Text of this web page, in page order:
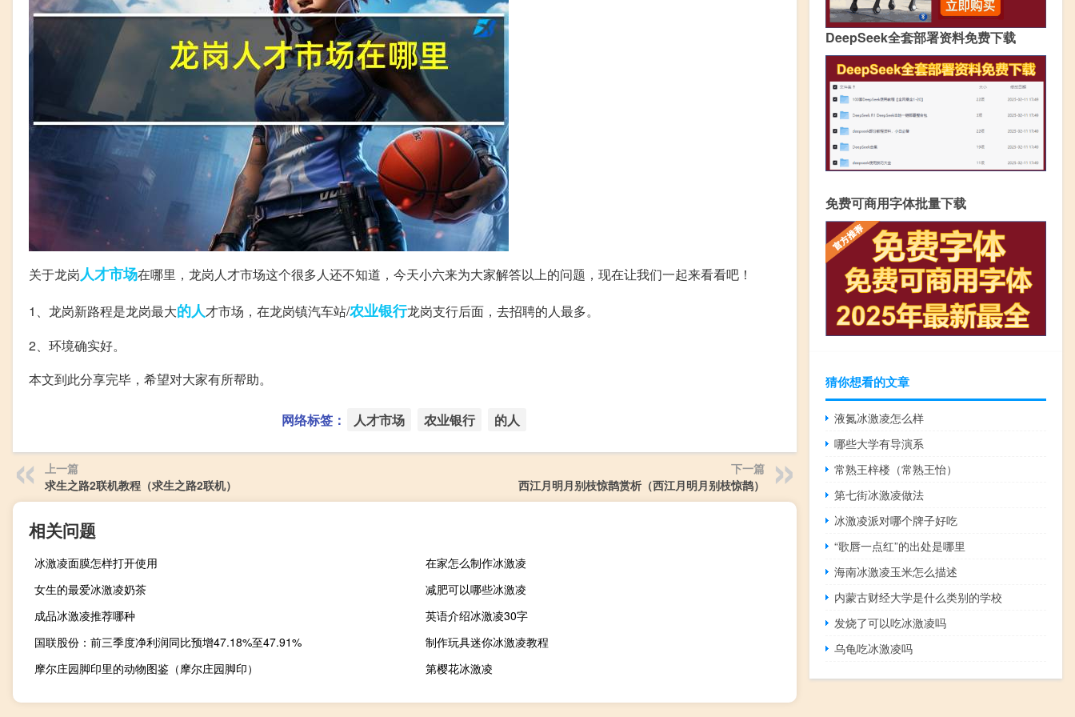
关于龙岗人才市场在哪里，龙岗人才市场这个很多人还不知道，今天小六来为大家解答以上的问题，现在让我们一起来看看吧！
1、龙岗新路程是龙岗最大的人才市场，在龙岗镇汽车站/农业银行龙岗支行后面，去招聘的人最多。
2、环境确实好。
本文到此分享完毕，希望对大家有所帮助。
网络标签： 人才市场 农业银行 的人
上一篇
求生之路2联机教程（求生之路2联机）
下一篇
西江月明月别枝惊鹊赏析（西江月明月别枝惊鹊）
相关问题
冰激凌面膜怎样打开使用
在家怎么制作冰激凌
女生的最爱冰激凌奶茶
减肥可以哪些冰激凌
成品冰激凌推荐哪种
英语介绍冰激凌30字
国联股份：前三季度净利润同比预增47.18%至47.91%
制作玩具迷你冰激凌教程
摩尔庄园脚印里的动物图鉴（摩尔庄园脚印）
第樱花冰激凌
DeepSeek全套部署资料免费下载
免费可商用字体批量下载
猜你想看的文章
液氮冰激凌怎么样
哪些大学有导演系
常熟王梓楼（常熟王怡）
第七街冰激凌做法
冰激凌派对哪个牌子好吃
“歌唇一点红”的出处是哪里
海南冰激凌玉米怎么描述
内蒙古财经大学是什么类别的学校
发烧了可以吃冰激凌吗
乌龟吃冰激凌吗